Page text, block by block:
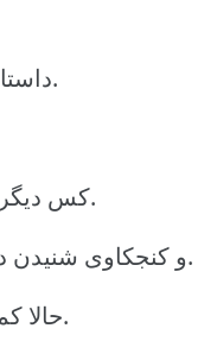
داستانها و اتفاقات را از چشم او ببینم.
کس دیگری هم ندیدم از او سوالی بپرسد.
و کنجکاوی شنیدن داستان او، برای من همیشه ماند.
حالا کمی میرویم شرقتر، به هندوستان.